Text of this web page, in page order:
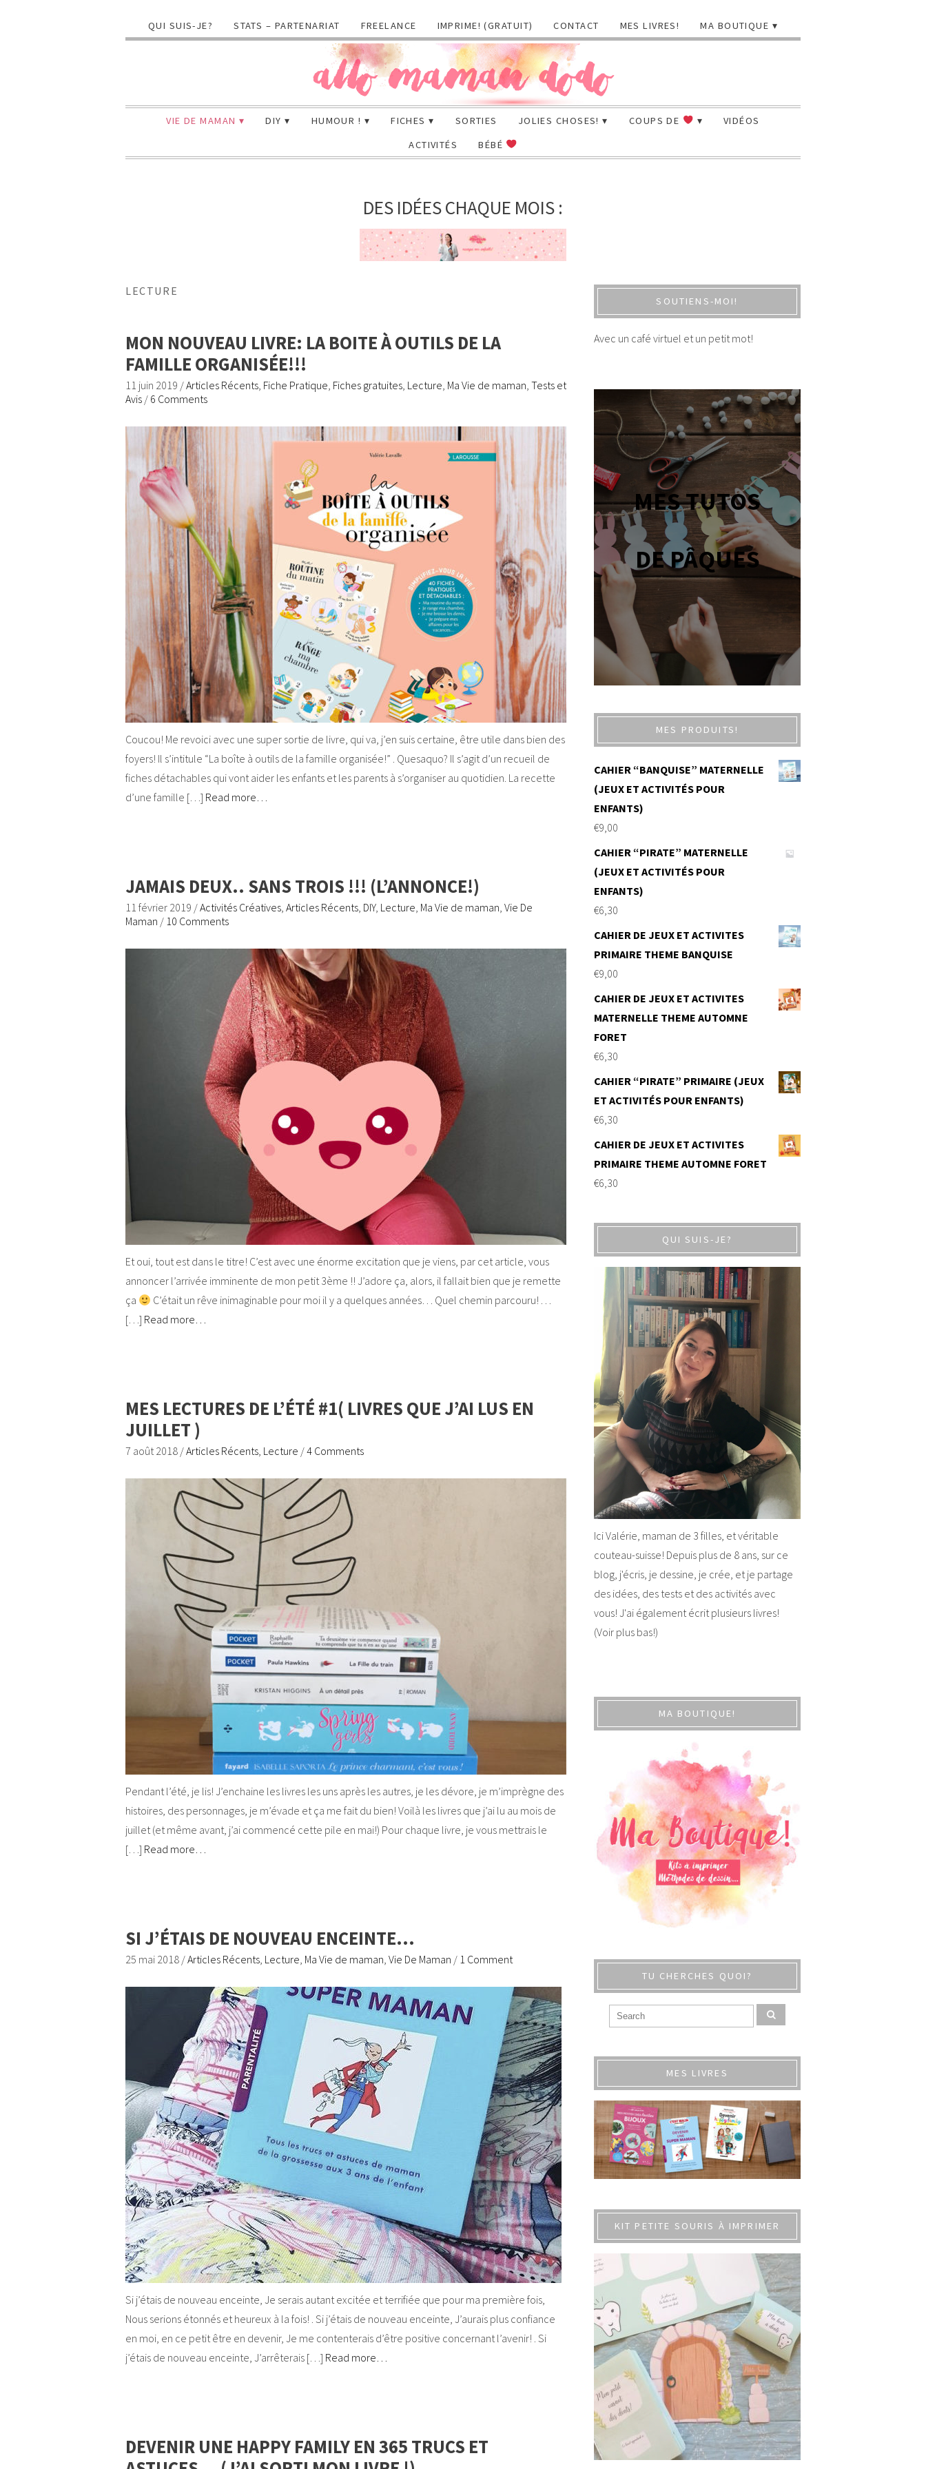
QUI SUIS-JE? STATS – PARTENARIAT FREELANCE IMPRIME! (GRATUIT) CONTACT MES LIVRES! MA BOUTIQUE
VIE DE MAMAN DIY HUMOUR ! FICHES SORTIES JOLIES CHOSES! COUPS DE
VIDÉOS
ACTIVITÉS
BÉBÉ
DES IDÉES CHAQUE MOIS :
LECTURE
MON NOUVEAU LIVRE: LA BOITE À OUTILS DE LA
FAMILLE ORGANISÉE!!!
11 juin 2019 /Articles Récents Fiche Pratique Fiches gratuites Lecture Ma Vie de maman Tests et
Avis / 6 Comments
Coucou! Me revoici avec une super sortie de livre, qui va, j’en suis certaine, être utile dans bien des
foyers! Il s’intitule “La boîte à outils de la famille organisée!” . Quesaquo? Il s’agit d’un recueil de
fiches détachables qui vont aider les enfants et les parents à s’organiser au quotidien. La recette
d’une famille […] Read more…
JAMAIS DEUX.. SANS TROIS !!! (L’ANNONCE!)
11 février 2019 /Activités Créatives Articles Récents DIY, Lecture Ma Vie de maman Vie De
Maman / 10 Comments
Et oui, tout est dans le titre! C’est avec une énorme excitation que je viens, par cet article, vous
annoncer l’arrivée imminente de mon petit 3ème !! J’adore ça, alors, il fallait bien que je remette
ça
C’était un rêve inimaginable pour moi il y a quelques années… Quel chemin parcouru! . . .
[…] Read more…
MES LECTURES DE L’ÉTÉ #1( LIVRES QUE J’AI LUS EN
JUILLET )
7 août 2018 /Articles Récents Lecture /4 Comments
Pendant l’été, je lis! J’enchaine les livres les uns après les autres, je les dévore, je m’imprègne des
histoires, des personnages, je m’évade et ça me fait du bien! Voilà les livres que j’ai lu au mois de
juillet (et même avant, j’ai commencé cette pile en mai!) Pour chaque livre, je vous mettrais le
[…] Read more…
SI J’ÉTAIS DE NOUVEAU ENCEINTE…
25 mai 2018 /Articles Récents Lecture Ma Vie de maman Vie De Maman / 1 Comment
Si j’étais de nouveau enceinte, Je serais autant excitée et terrifiée que pour ma première fois,
Nous serions étonnés et heureux à la fois! . Si j’étais de nouveau enceinte, J’aurais plus confiance
en moi, en ce petit être en devenir, Je me contenterais d’être positive concernant l’avenir! . Si
j’étais de nouveau enceinte, J’arrêterais […] Read more…
DEVENIR UNE HAPPY FAMILY EN 365 TRUCS ET
SOUTIENS-MOI!
Avec un café virtuel et un petit mot!
MES TUTOS
DE PÂQUES
MES PRODUITS!
CAHIER “BANQUISE” MATERNELLE
(JEUX ET ACTIVITÉS POUR
ENFANTS)
€9,00
CAHIER “PIRATE” MATERNELLE
(JEUX ET ACTIVITÉS POUR
ENFANTS)
€6,30
CAHIER DE JEUX ET ACTIVITES
PRIMAIRE THEME BANQUISE
€9,00
CAHIER DE JEUX ET ACTIVITES
MATERNELLE THEME AUTOMNE
FORET
€6,30
CAHIER “PIRATE” PRIMAIRE (JEUX
ET ACTIVITÉS POUR ENFANTS)
€6,30
CAHIER DE JEUX ET ACTIVITES
PRIMAIRE THEME AUTOMNE FORET
€6,30
QUI SUIS-JE?
Ici Valérie, maman de 3 filles, et véritable
couteau-suisse! Depuis plus de 8 ans, sur ce
blog, j'écris, je dessine, je crée, et je partage
des idées, des tests et des activités avec
vous! J'ai également écrit plusieurs livres!
(Voir plus bas!)
MA BOUTIQUE!
TU CHERCHES QUOI?
MES LIVRES
KIT PETITE SOURIS À IMPRIMER